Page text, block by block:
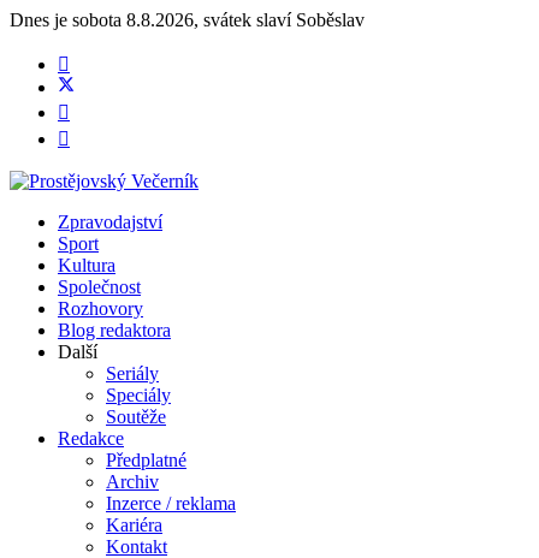
Dnes je sobota 8.8.2026, svátek slaví Soběslav
Zpravodajství
Sport
Kultura
Společnost
Rozhovory
Blog redaktora
Další
Seriály
Speciály
Soutěže
Redakce
Předplatné
Archiv
Inzerce / reklama
Kariéra
Kontakt